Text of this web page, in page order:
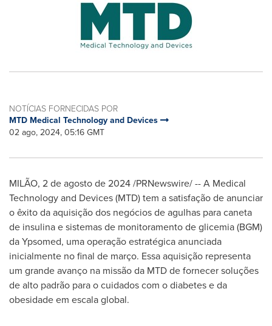
NOTÍCIAS FORNECIDAS POR
MTD Medical Technology and Devices
02 ago, 2024, 05:16 GMT
MILÃO, 2 de agosto de 2024 /PRNewswire/ -- A Medical
Technology and Devices (MTD) tem a satisfação de anunciar
o êxito da aquisição dos negócios de agulhas para caneta
de insulina e sistemas de monitoramento de glicemia (BGM)
da Ypsomed, uma operação estratégica anunciada
inicialmente no final de março. Essa aquisição representa
um grande avanço na missão da MTD de fornecer soluções
de alto padrão para o cuidados com o diabetes e da
obesidade em escala global.